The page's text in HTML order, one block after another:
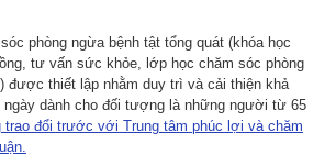
phòng ngừa bệnh tật tổng quát (khóa học
tư vấn sức khỏe, lớp học chăm sóc phòng
được thiết lập nhằm duy trì và cải thiện khả
ngày dành cho đối tượng là những người từ 65
trao đổi trước với Trung tâm phúc lợi và chăm